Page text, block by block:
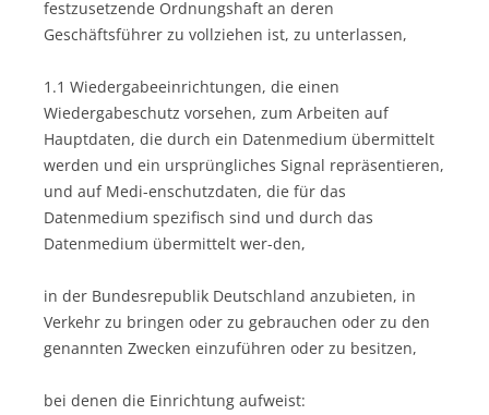
festzusetzende Ordnungshaft an deren
Geschäftsführer zu vollziehen ist, zu unterlassen,
1.1 Wiedergabeeinrichtungen, die einen
Wiedergabeschutz vorsehen, zum Arbeiten auf
Hauptdaten, die durch ein Datenmedium übermittelt
werden und ein ursprüngliches Signal repräsentieren,
und auf Medi-enschutzdaten, die für das
Datenmedium spezifisch sind und durch das
Datenmedium übermittelt wer-den,
in der Bundesrepublik Deutschland anzubieten, in
Verkehr zu bringen oder zu gebrauchen oder zu den
genannten Zwecken einzuführen oder zu besitzen,
bei denen die Einrichtung aufweist: